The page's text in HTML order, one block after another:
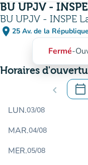
BU UPJV -
BU UPJV - INSPE
place 25 Av. de la
Fermé-
Horaires
chevron_left calendar_today
.
LUN.03/08
MAR.04/08
MER.05/08